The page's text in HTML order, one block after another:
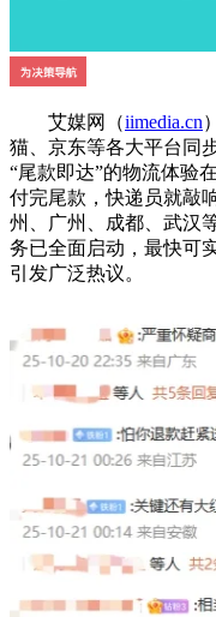
艾媒网（iimedia.cn
猫、京东等各大平台同
“尾款即达”的物流体验
付完尾款，快递员就敲
州、广州、成都、武汉
务已全面启动，最快可
引发广泛热议。